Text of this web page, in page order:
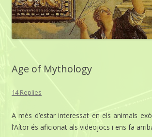
Age of Mythology
14 Replies
A més d’estar interessat en els animals
l’Aítor és aficionat als videojocs i ens fa